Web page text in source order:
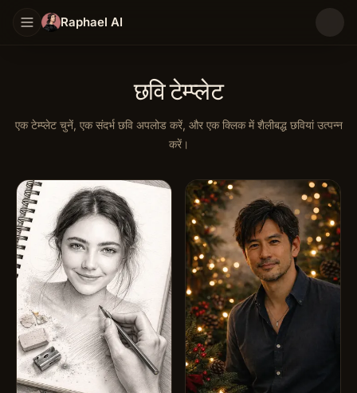
Raphael AI
छवि टेम्प्लेट
एक टेम्प्लेट चुनें, एक संदर्भ छवि अपलोड करें, और एक क्लिक में शैलीबद्ध छवियां उत्पन्न
करें।